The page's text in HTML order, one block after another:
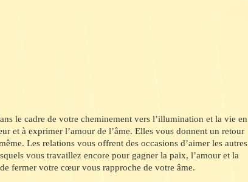
le cadre de votre cheminement vers l’illumination et la vie en
et à exprimer l’amour de l’âme. Elles vous donnent un retour
Les relations vous offrent des occasions d’aimer les autres
vous travaillez encore pour gagner la paix, l’amour et la
fermer votre cœur vous rapproche de votre âme.